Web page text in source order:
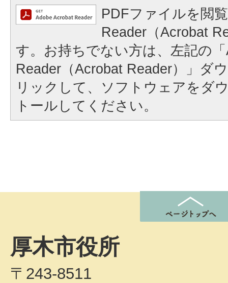
PDFファイルを閲
Reader（Acrobat
す。お持ちでない方は、左記の
Reader（Acrobat Reader）」ダ
リックして、ソフトウェアをダ
トールしてください。
厚木市役所
〒243-8511